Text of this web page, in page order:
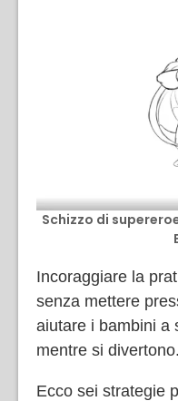
Schizzo di
Incoraggiare la
senza mettere
aiutare i bambini a
mentre si divertono.
Ecco sei strategie